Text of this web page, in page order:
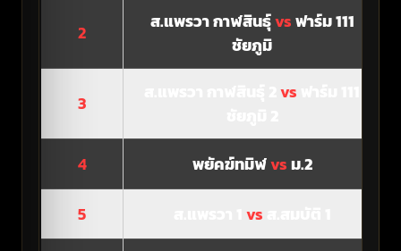
2 ส.แพรวา กาฬสินธุ์vsฟาร์ม 111
ชัยภูมิ
3 vs
4
พยัคฆ์ทมิฬvsม.2
5 vs